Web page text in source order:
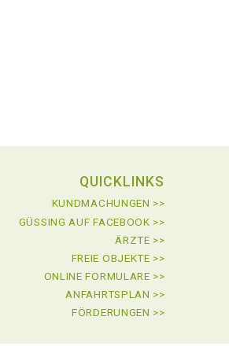
QUICKLINKS
KUNDMACHUNGEN >>
GÜSSING AUF FACEBOOK >>
ÄRZTE >>
FREIE OBJEKTE >>
ONLINE FORMULARE >>
ANFAHRTSPLAN >>
FÖRDERUNGEN >>